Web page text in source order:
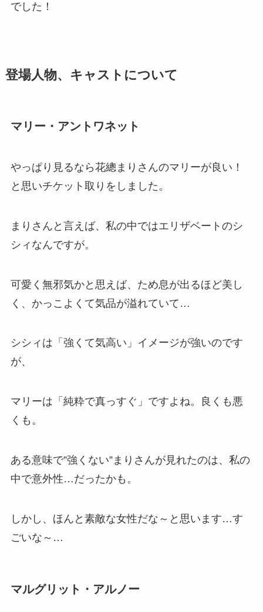
でした！
登場人物、キャストについて
マリー・アントワネット
やっぱり見るなら花總まりさんのマリーが良い！
と思いチケット取りをしました。
まりさんと言えば、私の中ではエリザベートのシ
シィなんですが。
可愛く無邪気かと思えば、ため息が出るほど美し
く、かっこよくて気品が溢れていて…
シシィは「強くて気高い」イメージが強いのです
が、
マリーは「純粋で真っすぐ」ですよね。良くも悪
くも。
ある意味で”強くない”まりさんが見れたのは、私の
中で意外性…だったかも。
しかし、ほんと素敵な女性だな～と思います…す
ごいな～…
マルグリット・アルノー